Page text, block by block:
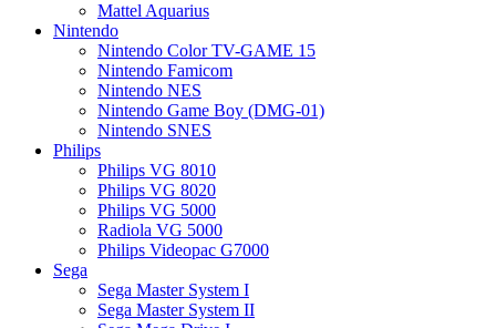
Mattel Aquarius
Nintendo
Nintendo Color TV-GAME 15
Nintendo Famicom
Nintendo NES
Nintendo Game Boy (DMG-01)
Nintendo SNES
Philips
Philips VG 8010
Philips VG 8020
Philips VG 5000
Radiola VG 5000
Philips Videopac G7000
Sega
Sega Master System I
Sega Master System II